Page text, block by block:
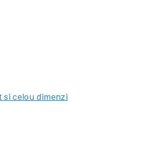
si celou dimenzi